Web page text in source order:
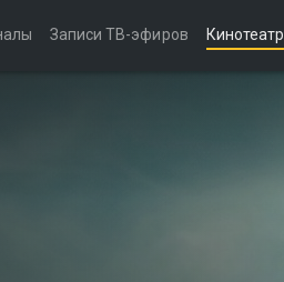
Записи ТВ-эфиров Кинотеатр